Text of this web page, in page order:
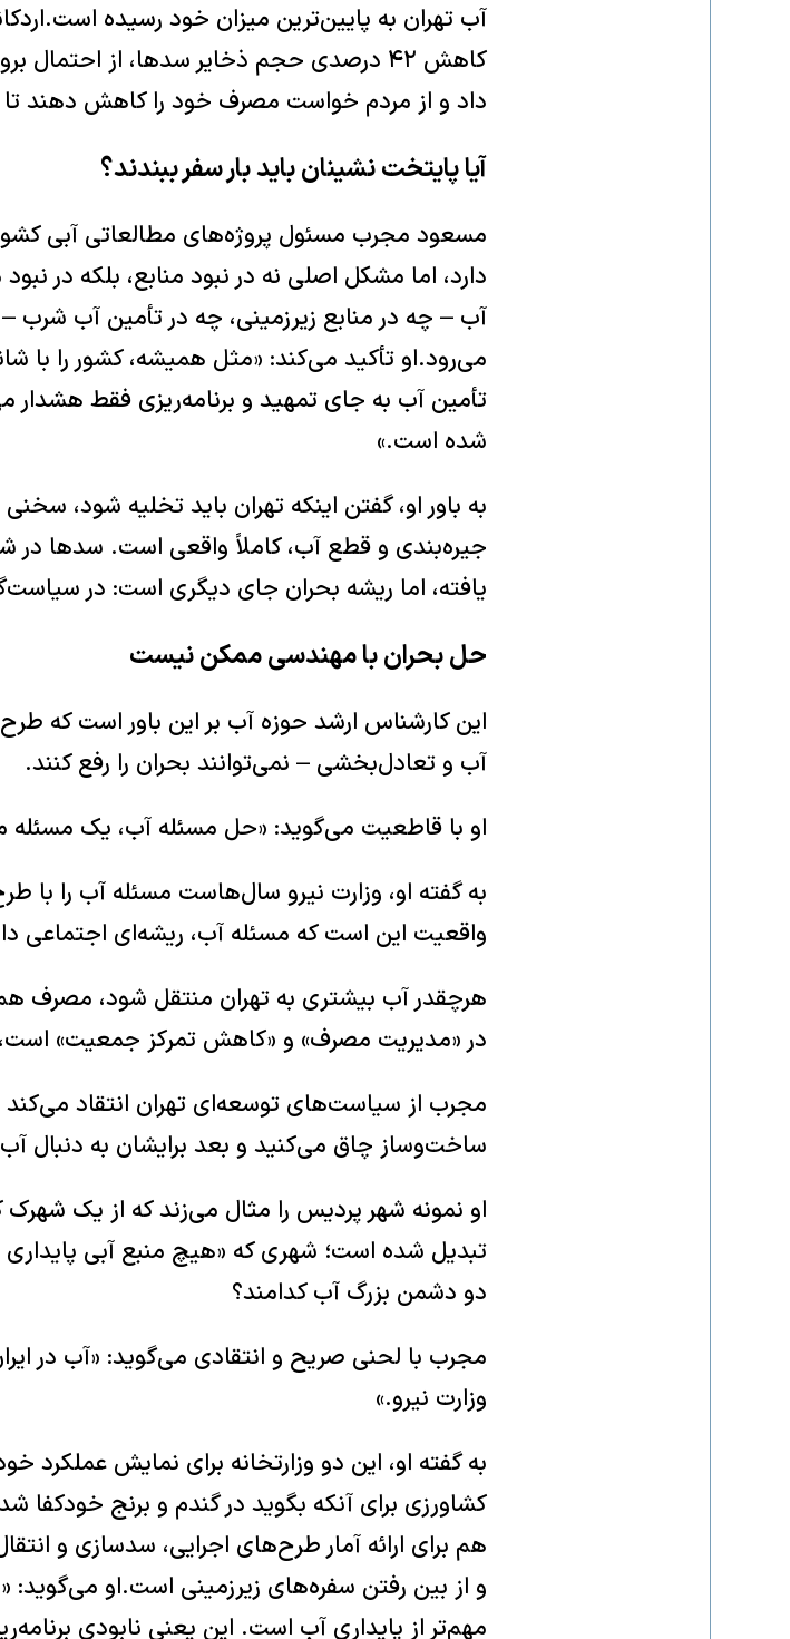
آب تهران به پایین‌ترین میزان خود رسیده
کاهش ۴۲ درصدی حجم ذخایر سدها، از
داد و از مردم خواست مصرف خود را کاهش دهند
آیا پایتخت نشینان باید بار سفر ببندند؟
مسعود مجرب مسئول پروژه‌های مطالعاتی آبی
دارد، اما مشکل اصلی نه در نبود منابع، بلکه در
آب – چه در منابع زیرزمینی، چه در تأمین آب
می‌رود.او تأکید می‌کند: «مثل همیشه، کشور را با
تأمین آب به جای تمهید و برنامه‌ریزی فقط
شده است.»
به باور او، گفتن اینکه تهران باید تخلیه شود،
جیره‌بندی و قطع آب، کاملاً واقعی است. سد‌ها در
یافته، اما ریشه بحران جای دیگری است: در
حل بحران با مهندسی ممکن نیست
این کارشناس ارشد حوزه آب بر این باور است که
آب و تعادل‌بخشی – نمی‌توانند بحران را رفع کنند.
او با قاطعیت می‌گوید: «حل مسئله آب، یک
به گفته او، وزارت نیرو سال‌هاست مسئله آب را با
واقعیت این است که مسئله آب، ریشه‌ای اجتماعی
هرچقدر آب بیشتری به تهران منتقل شود، مصرف هم
در «مدیریت مصرف» و «کاهش تمرکز جمعیت» است،
مجرب از سیاست‌های توسعه‌ای تهران انتقاد می‌کند
ساخت‌وساز چاق می‌کنید و بعد برایشان به دنبال
او نمونه شهر پردیس را مثال می‌زند که از یک
تبدیل شده است؛ شهری که «هیچ منبع آبی پایداری
دو دشمن بزرگ آب کدامند؟
مجرب با لحنی صریح و انتقادی می‌گوید: «آب در
وزارت نیرو.»
به گفته او، این دو وزارتخانه برای نمایش عملکرد
کشاورزی برای آنکه بگوید در گندم و برنج خودکفا
هم برای ارائه آمار طرح‌های اجرایی، سدسازی و
و از بین رفتن سفره‌های زیرزمینی است.او می‌گوید:
مهم‌تر از پایداری آب است. این یعنی نابودی